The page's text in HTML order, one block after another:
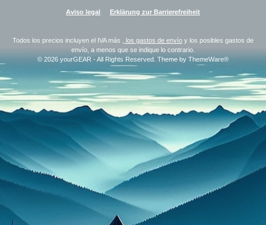
Aviso legal Erklärung zur Barrierefreiheit
Todos los precios incluyen el IVA más , los gastos de envío y los posibles gastos de
envío, a menos que se indique lo contrario.
© 2026 yourGEAR - All Rights Reserved. Theme by ThemeWare®